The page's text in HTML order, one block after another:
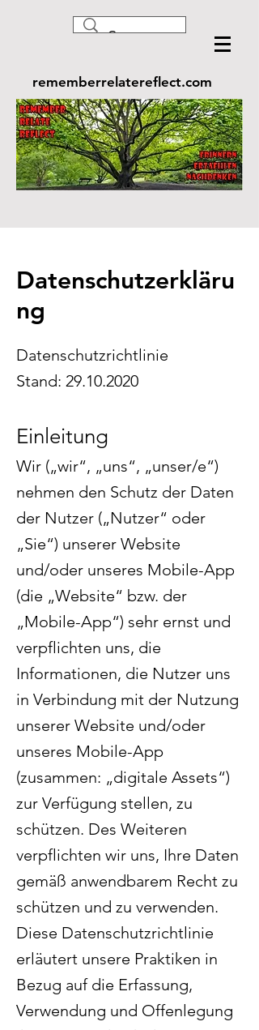
rememberrelatereflect.com
Datenschutzerkläru
ng
Datenschutzrichtlinie
Stand: 29.10.2020
Einleitung
Wir („wir“, „uns“, „unser/e“)
nehmen den Schutz der Daten
der Nutzer („Nutzer“ oder
„Sie“) unserer Website
und/oder unseres Mobile-App
(die „Website“ bzw. der
„Mobile-App“) sehr ernst und
verpflichten uns, die
Informationen, die Nutzer uns
in Verbindung mit der Nutzung
unserer Website und/oder
unseres Mobile-App
(zusammen: „digitale Assets“)
zur Verfügung stellen, zu
schützen. Des Weiteren
verpflichten wir uns, Ihre Daten
gemäß anwendbarem Recht zu
schützen und zu verwenden.
Diese Datenschutzrichtlinie
erläutert unsere Praktiken in
Bezug auf die Erfassung,
Verwendung und Offenlegung